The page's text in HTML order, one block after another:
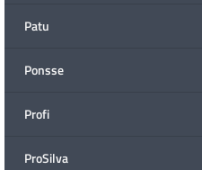
Patu
Ponsse
Profi
ProSilva